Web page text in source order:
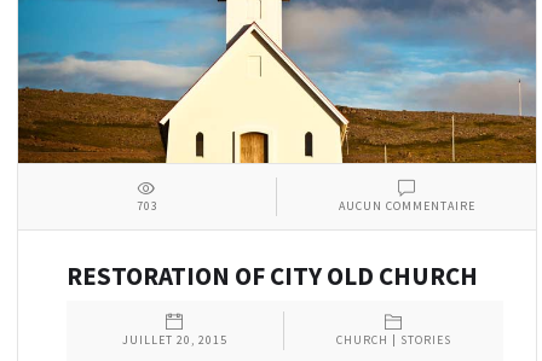
703 AUCUN COMMENTAIRE
RESTORATION OF CITY OLD CHURCH
JUILLET 20, 2015 CHURCH | STORIES